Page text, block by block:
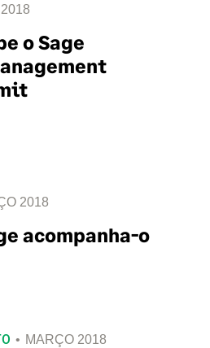
o Sage
2018
acompanha-o
MARÇO 2018